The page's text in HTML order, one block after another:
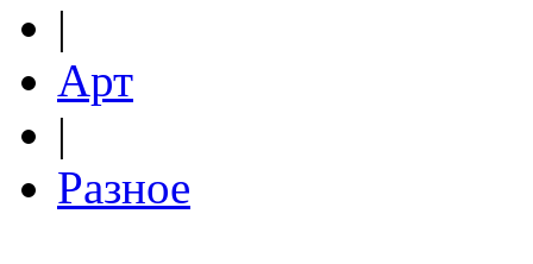
|
Арт
|
Разное